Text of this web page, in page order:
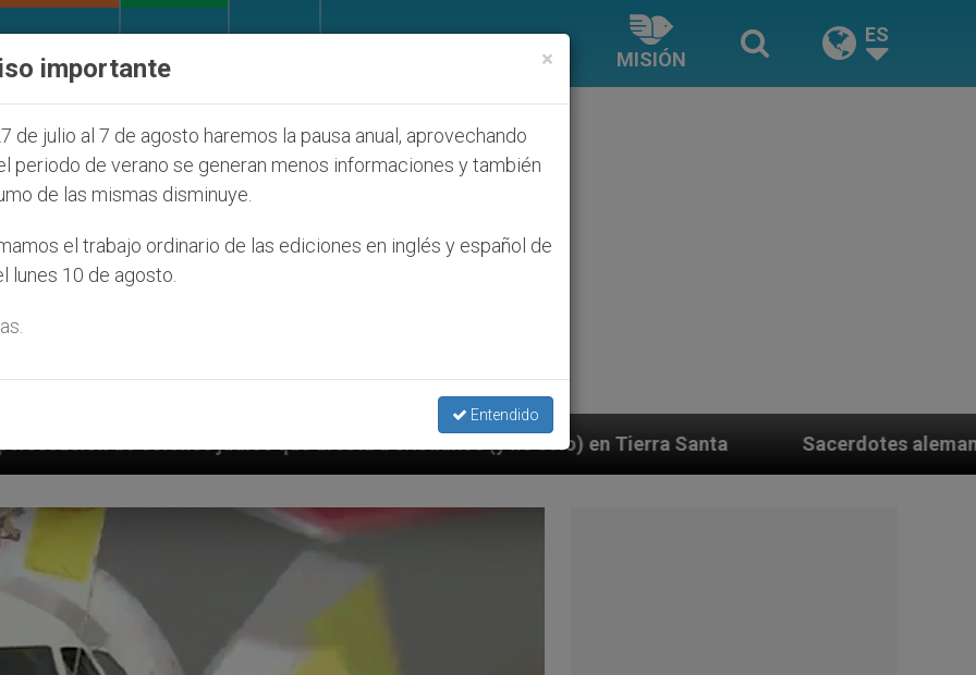
MISIÓN
ES
que afecta a cristianos (y no sólo) en Tierra Santa Sacerdotes alemanes fieles al Papa
×
importante
de julio al 7 de agosto haremos la pausa anual, aprovechando
periodo de verano se generan menos informaciones y también
de las mismas disminuye.
el trabajo ordinario de las ediciones en inglés y español de
lunes 10 de agosto.
Entendido